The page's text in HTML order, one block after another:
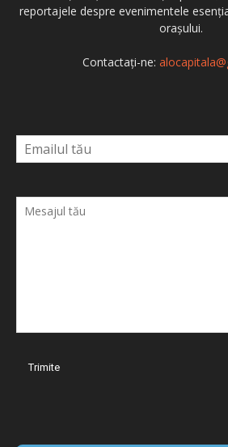
reportajele despre evenimentele
orașului.
Contactați-ne: